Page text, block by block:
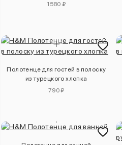
1580 ₽
Полотенце для гостей в полоску
из турецкого хлопка
790 ₽